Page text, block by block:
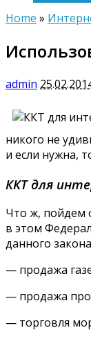
Home »
admin
никого не
и если нужна,
ККТ для
Что ж, пойдем
в этом
данного
— продажа
— продажа
— торговля